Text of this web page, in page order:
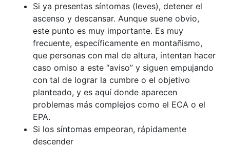
Si ya presentas síntomas (leves), detener el
ascenso y descansar. Aunque suene obvio,
este punto es muy importante. Es muy
frecuente, específicamente en montañismo,
que personas con mal de altura, intentan hacer
caso omiso a este “aviso” y siguen empujando
con tal de lograr la cumbre o el objetivo
planteado, y es aquí donde aparecen
problemas más complejos como el ECA o el
EPA.
Si los síntomas empeoran, rápidamente
descender